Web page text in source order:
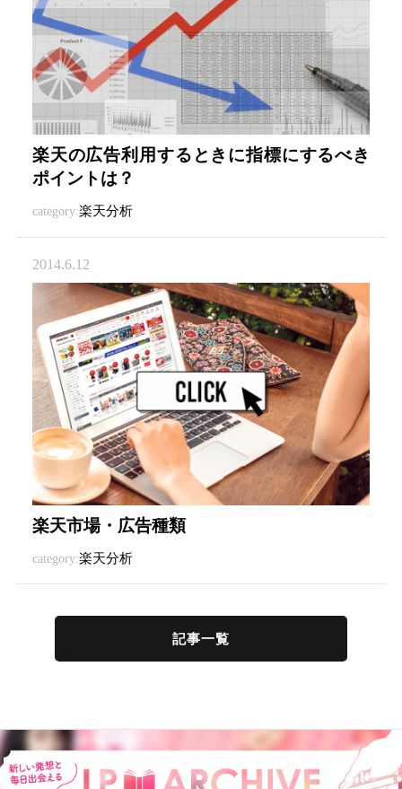
楽天の広告利用するときに指標にするべき
ポイントは？
category:楽天分析
2014.6.12
楽天市場・広告種類
category:楽天分析
記事一覧